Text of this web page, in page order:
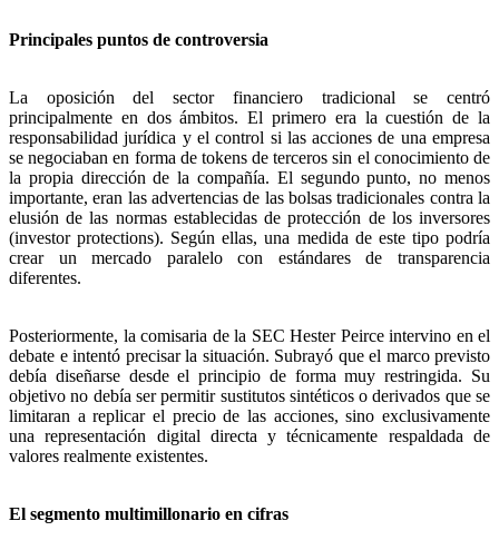
Principales puntos de controversia
La oposición del sector financiero tradicional se centró
principalmente en dos ámbitos. El primero era la cuestión de la
responsabilidad jurídica y el control si las acciones de una empresa
se negociaban en forma de tokens de terceros sin el conocimiento de
la propia dirección de la compañía. El segundo punto, no menos
importante, eran las advertencias de las bolsas tradicionales contra la
elusión de las normas establecidas de protección de los inversores
(investor protections). Según ellas, una medida de este tipo podría
crear un mercado paralelo con estándares de transparencia
diferentes.
Posteriormente, la comisaria de la SEC Hester Peirce intervino en el
debate e intentó precisar la situación. Subrayó que el marco previsto
debía diseñarse desde el principio de forma muy restringida. Su
objetivo no debía ser permitir sustitutos sintéticos o derivados que se
limitaran a replicar el precio de las acciones, sino exclusivamente
una representación digital directa y técnicamente respaldada de
valores realmente existentes.
El segmento multimillonario en cifras